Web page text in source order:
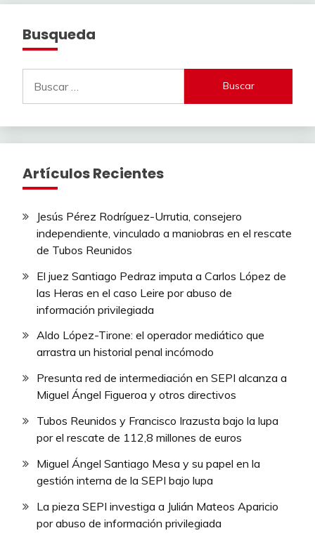
Busqueda
Artículos Recientes
Jesús Pérez Rodríguez-Urrutia, consejero
independiente, vinculado a maniobras en el rescate
de Tubos Reunidos
El juez Santiago Pedraz imputa a Carlos López de
las Heras en el caso Leire por abuso de
información privilegiada
Aldo López-Tirone: el operador mediático que
arrastra un historial penal incómodo
Presunta red de intermediación en SEPI alcanza a
Miguel Ángel Figueroa y otros directivos
Tubos Reunidos y Francisco Irazusta bajo la lupa
por el rescate de 112,8 millones de euros
Miguel Ángel Santiago Mesa y su papel en la
gestión interna de la SEPI bajo lupa
La pieza SEPI investiga a Julián Mateos Aparicio
por abuso de información privilegiada